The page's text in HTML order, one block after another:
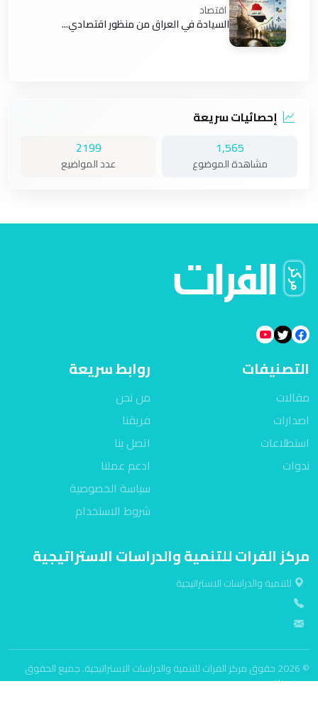
اقتصاد
السيادة في العراق من منظور اقتصادي...
إحصائيات سريعة
1,565
مشاهدة الموضوع
2199
عدد المواضيع
التصنيفات
مقالات
اصدارات
استطلاعات
ندوات
روابط سريعة
من نحن
فريقنا
اتصل بنا
ادعم عملنا
سياسة الخصوصية
شروط الاستخدام
مركز الفرات للتنمية والدراسات الاستراتيجية
للتنمية والدراسات الاستراتيجية
© 2026 حقوق مركز الفرات للتنمية والدراسات الاستراتيجية. جميع الحقوق
محفوظة.